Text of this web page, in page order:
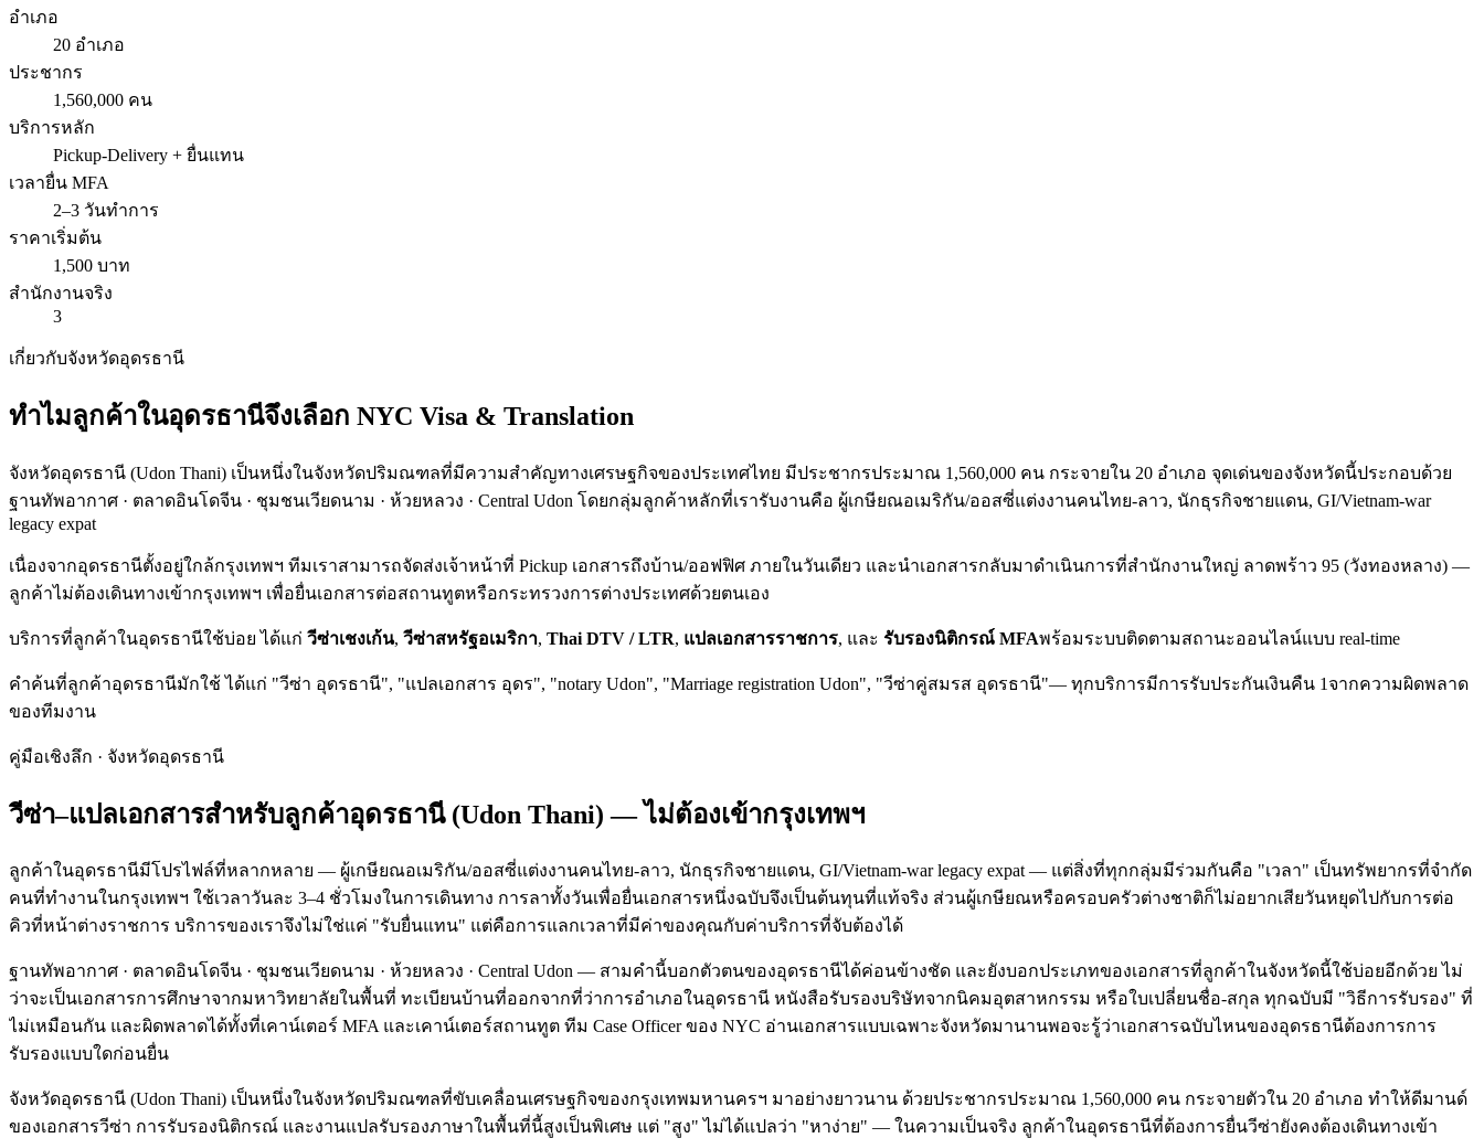
อำเภอ
20 อำเภอ
ประชากร
1,560,000 คน
บริการหลัก
Pickup-Delivery + ยื่นแทน
เวลายื่น MFA
2–3 วันทำการ
ราคาเริ่มต้น
1,500 บาท
สำนักงานจริง
3
เกี่ยวกับจังหวัดอุดรธานี
ทำไมลูกค้าในอุดรธานีจึงเลือก NYC Visa & Translation
จังหวัดอุดรธานี (Udon Thani) เป็นหนึ่งในจังหวัดปริมณฑลที่มีความสำคัญทางเศรษฐกิจของประเทศไทย มีประชากรประมาณ 1,560,000 คน กระจายใน 20 อำเภอ จุดเด่นของจังหวัดนี้ประกอบด้วย
ฐานทัพอากาศ · ตลาดอินโดจีน · ชุมชนเวียดนาม · ห้วยหลวง · Central Udon โดยกลุ่มลูกค้าหลักที่เรารับงานคือ ผู้เกษียณอเมริกัน/ออสซี่แต่งงานคนไทย-ลาว, นักธุรกิจชายแดน, GI/Vietnam-war
legacy expat
เนื่องจากอุดรธานีตั้งอยู่ใกล้กรุงเทพฯ ทีมเราสามารถจัดส่งเจ้าหน้าที่ Pickup เอกสารถึงบ้าน/ออฟฟิศ ภายในวันเดียว และนำเอกสารกลับมาดำเนินการที่สำนักงานใหญ่ ลาดพร้าว 95 (วังทองหลาง) —
ลูกค้าไม่ต้องเดินทางเข้ากรุงเทพฯ เพื่อยื่นเอกสารต่อสถานทูตหรือกระทรวงการต่างประเทศด้วยตนเอง
บริการที่ลูกค้าในอุดรธานีใช้บ่อย ได้แก่ วีซ่าเชงเก้น, วีซ่าสหรัฐอเมริกา, Thai DTV / LTR, แปลเอกสารราชการ, และ รับรองนิติกรณ์ MFAพร้อมระบบติดตามสถานะออนไลน์แบบ real-time
คำค้นที่ลูกค้าอุดรธานีมักใช้ ได้แก่ "วีซ่า อุดรธานี", "แปลเอกสาร อุดร", "notary Udon", "Marriage registration Udon", "วีซ่าคู่สมรส อุดรธานี"— ทุกบริการมีการรับประกันเงินคืน 1จากความผิดพลาด
ของทีมงาน
คู่มือเชิงลึก · จังหวัดอุดรธานี
วีซ่า–แปลเอกสารสำหรับลูกค้าอุดรธานี(Udon Thani) — ไม่ต้องเข้ากรุงเทพฯ
ลูกค้าในอุดรธานีมีโปรไฟล์ที่หลากหลาย — ผู้เกษียณอเมริกัน/ออสซี่แต่งงานคนไทย-ลาว, นักธุรกิจชายแดน, GI/Vietnam-war legacy expat — แต่สิ่งที่ทุกกลุ่มมีร่วมกันคือ "เวลา" เป็นทรัพยากรที่จำกัด
คนที่ทำงานในกรุงเทพฯ ใช้เวลาวันละ 3–4 ชั่วโมงในการเดินทาง การลาทั้งวันเพื่อยื่นเอกสารหนึ่งฉบับจึงเป็นต้นทุนที่แท้จริง ส่วนผู้เกษียณหรือครอบครัวต่างชาติก็ไม่อยากเสียวันหยุดไปกับการต่อ
คิวที่หน้าต่างราชการ บริการของเราจึงไม่ใช่แค่ "รับยื่นแทน" แต่คือการแลกเวลาที่มีค่าของคุณกับค่าบริการที่จับต้องได้
ฐานทัพอากาศ · ตลาดอินโดจีน · ชุมชนเวียดนาม · ห้วยหลวง · Central Udon — สามคำนี้บอกตัวตนของอุดรธานีได้ค่อนข้างชัด และยังบอกประเภทของเอกสารที่ลูกค้าในจังหวัดนี้ใช้บ่อยอีกด้วย ไม่
ว่าจะเป็นเอกสารการศึกษาจากมหาวิทยาลัยในพื้นที่ ทะเบียนบ้านที่ออกจากที่ว่าการอำเภอในอุดรธานี หนังสือรับรองบริษัทจากนิคมอุตสาหกรรม หรือใบเปลี่ยนชื่อ-สกุล ทุกฉบับมี "วิธีการรับรอง" ที่
ไม่เหมือนกัน และผิดพลาดได้ทั้งที่เคาน์เตอร์ MFA และเคาน์เตอร์สถานทูต ทีม Case Officer ของ NYC อ่านเอกสารแบบเฉพาะจังหวัดมานานพอจะรู้ว่าเอกสารฉบับไหนของอุดรธานีต้องการการ
รับรองแบบใดก่อนยื่น
จังหวัดอุดรธานี (Udon Thani) เป็นหนึ่งในจังหวัดปริมณฑลที่ขับเคลื่อนเศรษฐกิจของกรุงเทพมหานครฯ มาอย่างยาวนาน ด้วยประชากรประมาณ 1,560,000 คน กระจายตัวใน 20 อำเภอ ทำให้ดีมานด์
ของเอกสารวีซ่า การรับรองนิติกรณ์ และงานแปลรับรองภาษาในพื้นที่นี้สูงเป็นพิเศษ แต่ "สูง" ไม่ได้แปลว่า "หาง่าย" — ในความเป็นจริง ลูกค้าในอุดรธานีที่ต้องการยื่นวีซ่ายังคงต้องเดินทางเข้า